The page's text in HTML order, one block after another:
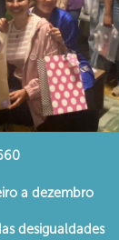
a dezembro
desigualdades